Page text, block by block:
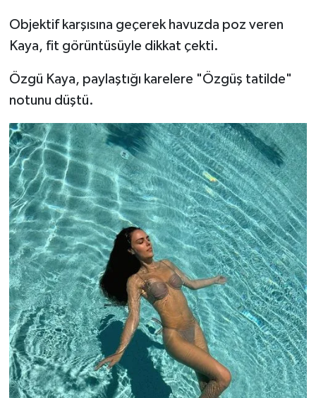
Objektif karşısına geçerek havuzda poz veren
Kaya, fit görüntüsüyle dikkat çekti.
Özgü Kaya, paylaştığı karelere "Özgüş tatilde"
notunu düştü.